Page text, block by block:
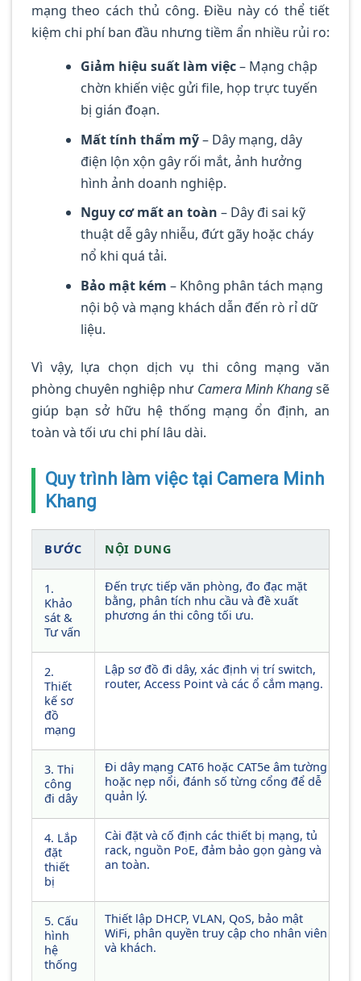
mạng theo cách thủ công. Điều này có thể tiết
kiệm chi phí ban đầu nhưng tiềm ẩn nhiều rủi ro:
Giảm hiệu suất làm việc– Mạng chập
chờn khiến việc gửi file, họp trực tuyến
bị gián đoạn.
Mất tính thẩm mỹ– Dây mạng, dây
điện lộn xộn gây rối mắt, ảnh hưởng
hình ảnh doanh nghiệp.
Nguy cơ mất an toàn – Dây đi sai kỹ
thuật dễ gây nhiễu, đứt gãy hoặc cháy
nổ khi quá tải.
Bảo mật kém – Không phân tách mạng
nội bộ và mạng khách dẫn đến rò rỉ dữ
liệu.
Vì vậy, lựa chọn dịch vụ thi công mạng văn
phòng chuyên nghiệp như Camera Minh Khangsẽ
giúp bạn sở hữu hệ thống mạng ổn định, an
toàn và tối ưu chi phí lâu dài.
Quy trình làm việc tại Camera Minh
Khang
BƯỚC NỘI DUNG
1.
Khảo
sát &
Tư vấn
Đến trực tiếp văn phòng, đo đạc mặt
bằng, phân tích nhu cầu và đề xuất
phương án thi công tối ưu.
2.
Thiết
kế sơ
đồ
mạng
Lập sơ đồ đi dây, xác định vị trí switch,
router, Access Point và các ổ cắm mạng.
3. Thi
công
đi dây
Đi dây mạng CAT6 hoặc CAT5e âm tường
hoặc nẹp nổi, đánh số từng cổng để dễ
quản lý.
4. Lắp
đặt
thiết
bị
Cài đặt và cố định các thiết bị mạng, tủ
rack, nguồn PoE, đảm bảo gọn gàng và
an toàn.
5. Cấu
hình
hệ
thống
Thiết lập DHCP, VLAN, QoS, bảo mật
WiFi, phân quyền truy cập cho nhân viên
và khách.